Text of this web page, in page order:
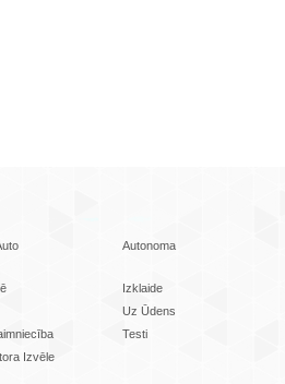
Autonoma
Izklaide
Uz Ūdens
Testi
Izvēle